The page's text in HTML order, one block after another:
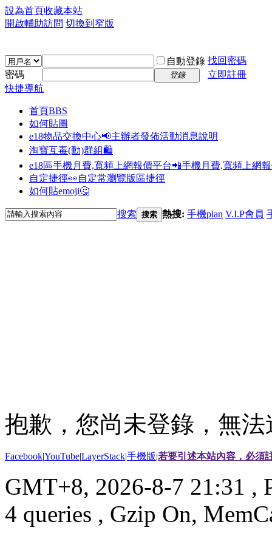
設為首頁收藏本站
開啟輔助訪問 切換到窄版
自動登錄 找回密碼
密碼
登錄
立即註冊
快捷導航
首頁BBS
如何貼圖
e18物品交換中心📢主辦者發佈活動消息說明
淘寶互毒(動)群組🛍️
e18區手機月費,寬頻上網報價平台📲手機月費,寬頻上網
自定捷徑👀自定常瀏覽版區捷徑
如何貼emoji🤔
搜索 搜索 熱搜: 手機plan V.I.P會員
抱歉，您尚未登錄，無
Facebook|YouTube|LayerStack|手機版|若要引述本站內容，必須
GMT+8, 2026-8-7 21:31 ,
4 queries , Gzip On,